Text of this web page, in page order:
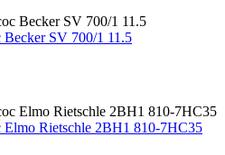
SV 700/1 11.5
Rietschle 2BH1 810-7HC35